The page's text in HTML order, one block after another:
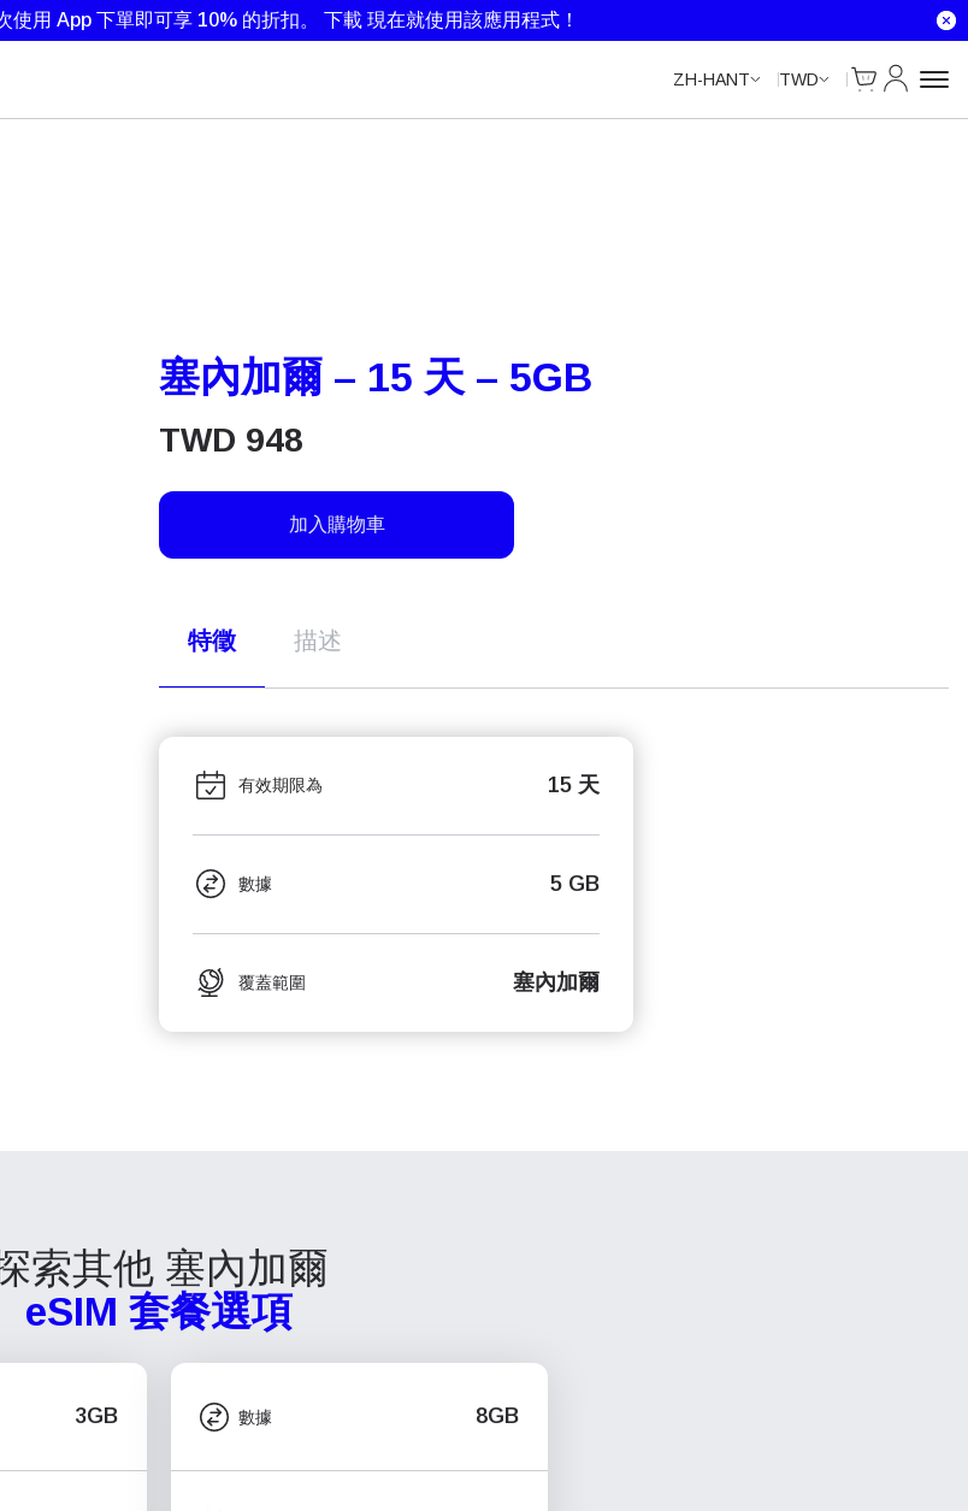
使用 App 下單即可享 10% 的折扣。 下載 現在就使用該應用程式！
ZH-HANT TWD
Cart
我的帳戶
塞內加爾 – 15 天 – 5GB
TWD 948
加入購物車
特徵 描述
有效期限為 15 天
數據 5 GB
覆蓋範圍 塞內加爾
索其他 塞內加爾
eSIM 套餐選項
3GB 數據 8GB